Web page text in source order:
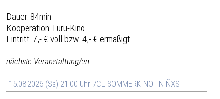
Dauer: 84min
Kooperation: Luru-Kino
Eintritt: 7,- € voll bzw. 4,- € ermäßigt
nächste Veranstaltung/en:
15.08.2026 (Sa) 21:00 Uhr 7CL SOMMERKINO | NIÑXS